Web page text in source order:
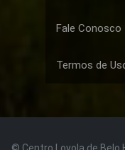
Fale Conosco
Termos de